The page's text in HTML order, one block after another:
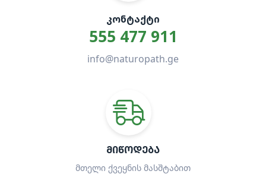
ᲙᲝᲜᲢᲐᲥᲢᲘ
555 477 911
info@naturopath.ge
ᲛᲘᲬᲝᲓᲔᲑᲐ
მთელი ქვეყნის მასშტაბით